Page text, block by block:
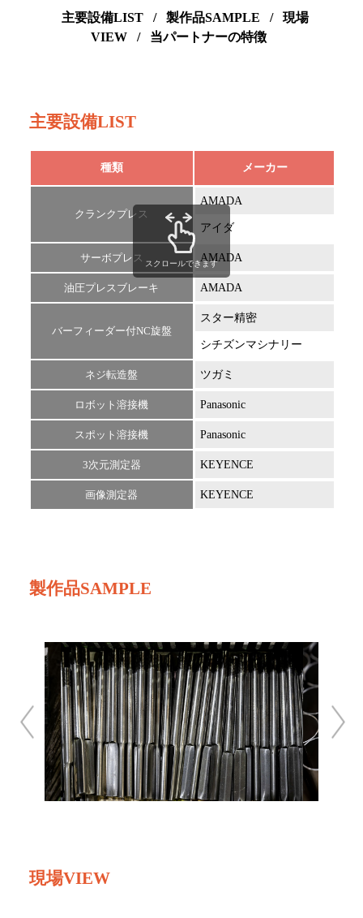
主要設備LIST / 製作品SAMPLE /
現場
VIEW
/ 当パートナーの特徴
主要設備LIST
種類 メーカー
クランクプレス
AMADA
アイダ
サーボプレス AMADA
油圧プレスブレーキ AMADA
バーフィーダー付NC旋盤
スター精密
シチズンマシナリー
ネジ転造盤 ツガミ
ロボット溶接機 Panasonic
スポット溶接機 Panasonic
3次元測定器 KEYENCE
画像測定器 KEYENCE
スクロールできます
製作品SAMPLE
現場VIEW